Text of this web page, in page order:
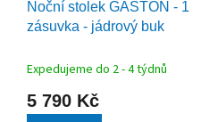
A
R
Noční stolek GASTON - 1
zásuvka - jádrový buk
Expedujeme do 2 - 4 týdnů
5 790 Kč